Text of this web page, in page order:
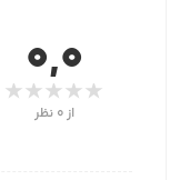
0,0
★★★★★
از 0 نظر